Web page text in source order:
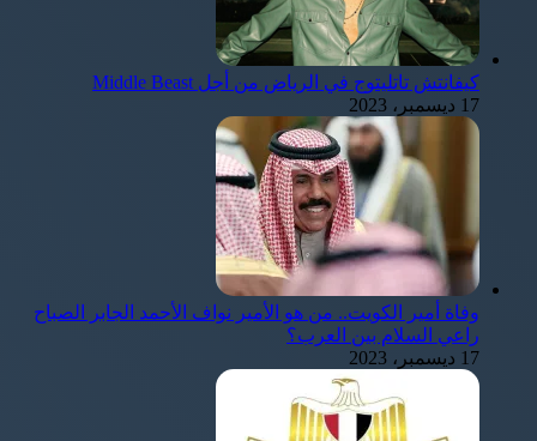
كيفانتش تاتليتوج في الرياض من أجل Middle Beast
17 ديسمبر، 2023
وفاة أمير الكويت.. من هو الأمير نواف الأحمد الجابر الصباح
راعي السلام بين العرب؟
17 ديسمبر، 2023